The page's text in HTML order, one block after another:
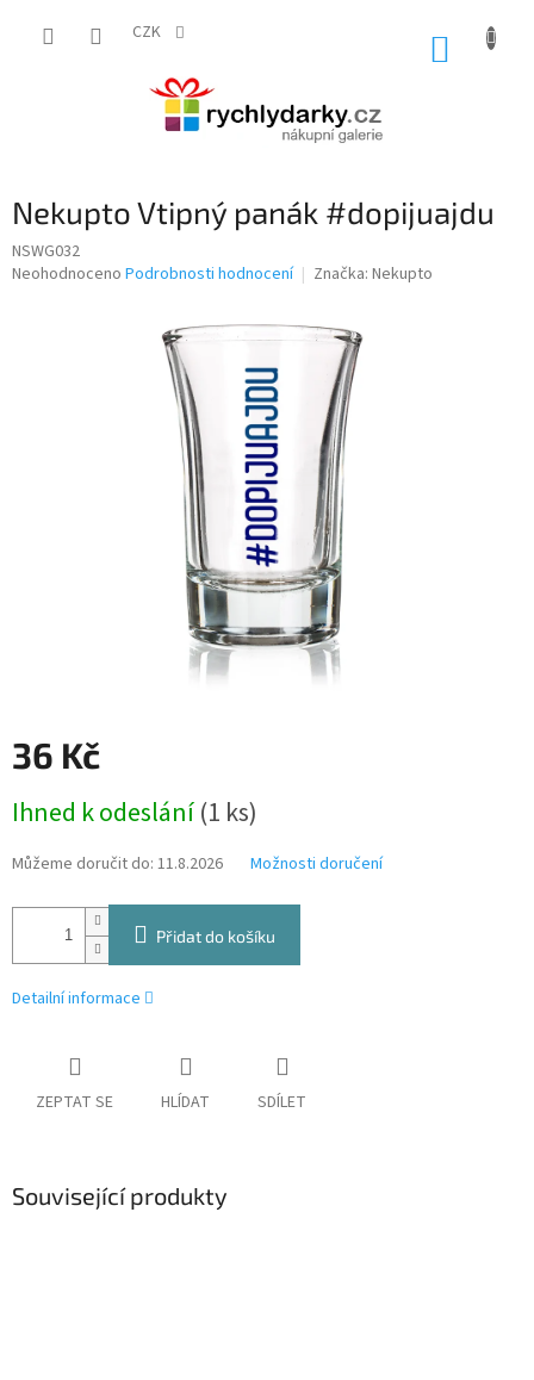
CZK
Nekupto Vtipný panák #dopijuajdu
NSWG032
Průměrné
Neohodnoceno Podrobnosti hodnocení Značka: Nekupto
36 Kč
cena:
Ihned k odeslání(1 ks)
Můžeme doručit do: 11.8.2026 Možnosti doručení
Přidat do košíku
Detailní informace
ZEPTAT SE HLÍDAT SDÍLET
Související produkty